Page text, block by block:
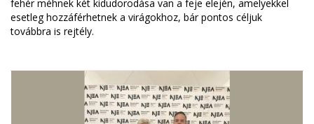
fehér méhnek két kidudorodása van a feje elején, amelyekkel
esetleg hozzáférhetnek a virágokhoz, bár pontos céljuk
továbbra is rejtély.